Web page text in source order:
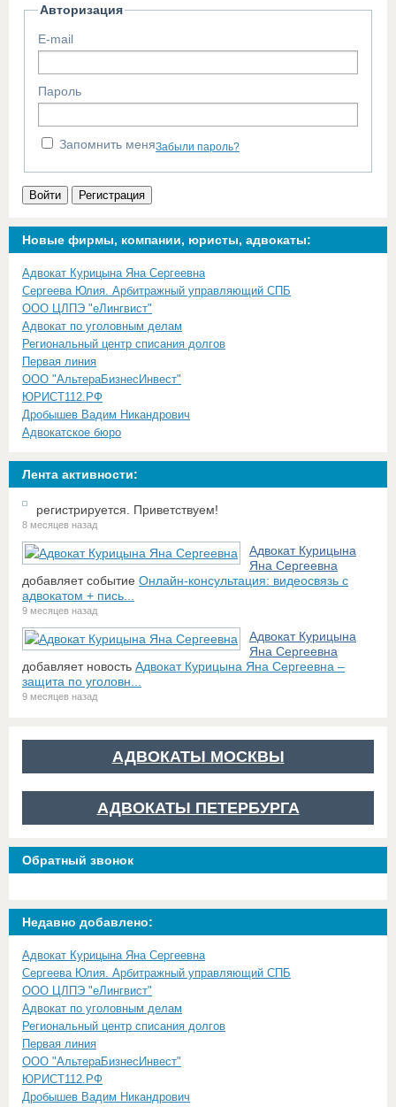
Авторизация
E-mail
Пароль
Запомнить меняЗабыли пароль?
Войти Регистрация
Новые фирмы, компании, юристы, адвокаты:
Адвокат Курицына Яна Сергеевна
Сергеева Юлия. Арбитражный управляющий СПБ
ООО ЦЛПЭ "еЛингвист"
Адвокат по уголовным делам
Региональный центр списания долгов
Первая линия
ООО "АльтераБизнесИнвест"
ЮРИСТ112.РФ
Дробышев Вадим Никандрович
Адвокатское бюро
Лента активности:
регистрируется. Приветствуем!
8 месяцев назад
Адвокат Курицына
Яна Сергеевна
добавляет событие Онлайн-консультация: видеосвязь с
адвокатом + пись...
9 месяцев назад
Адвокат Курицына
Яна Сергеевна
добавляет новость Адвокат Курицына Яна Сергеевна –
защита по уголовн...
9 месяцев назад
АДВОКАТЫ МОСКВЫ
АДВОКАТЫ ПЕТЕРБУРГА
Обратный звонок
Недавно добавлено:
Адвокат Курицына Яна Сергеевна
Сергеева Юлия. Арбитражный управляющий СПБ
ООО ЦЛПЭ "еЛингвист"
Адвокат по уголовным делам
Региональный центр списания долгов
Первая линия
ООО "АльтераБизнесИнвест"
ЮРИСТ112.РФ
Дробышев Вадим Никандрович